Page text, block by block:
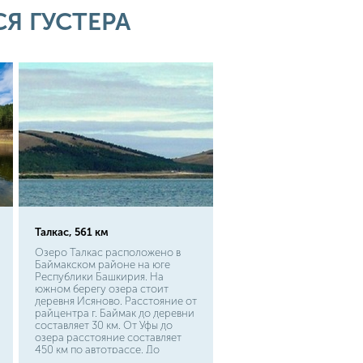
быстротечных реках. В низовье
Волги эту рыбу даже ловят
постоянно ищет корм и может
появляться как в водорослях
возле берега, так и на глубоких
ГУСТЕРА
Талкас, 561 км
Озеро Талкас расположено в
Баймакском районе на юге
Республики Башкирия. На
южном берегу озера стоит
деревня Исяново. Расстояние от
райцентра г. Баймак до деревни
составляет 30 км. От Уфы до
озера расстояние составляет
450 км по автотрассе. До